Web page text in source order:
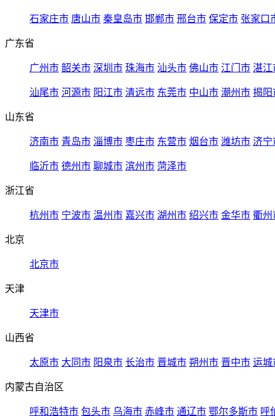
石家庄市 唐山市 秦皇岛市 邯郸市 邢台市 保定市 张家口
广东省
广州市 韶关市 深圳市 珠海市 汕头市 佛山市 江门市 湛江
汕尾市 河源市 阳江市 清远市 东莞市 中山市 潮州市 揭阳
山东省
济南市 青岛市 淄博市 枣庄市 东营市 烟台市 潍坊市 济宁
临沂市 德州市 聊城市 滨州市 菏泽市
浙江省
杭州市 宁波市 温州市 嘉兴市 湖州市 绍兴市 金华市 衢州
北京
北京市
天津
天津市
山西省
太原市 大同市 阳泉市 长治市 晋城市 朔州市 晋中市 运城
内蒙古自治区
呼和浩特市 包头市 乌海市 赤峰市 通辽市 鄂尔多斯市 呼